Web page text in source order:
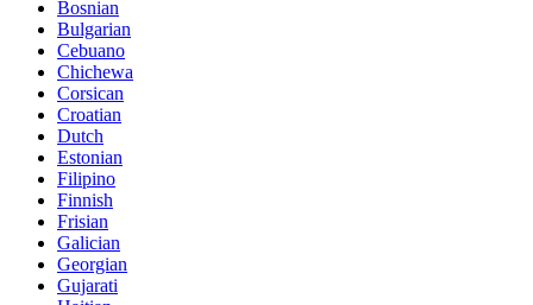
Bosnian
Bulgarian
Cebuano
Chichewa
Corsican
Croatian
Dutch
Estonian
Filipino
Finnish
Frisian
Galician
Georgian
Gujarati